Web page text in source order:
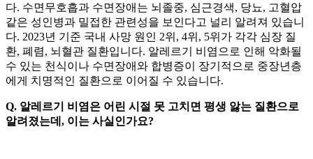
다. 수면무호흡과 수면장애는 뇌졸중, 심근경색, 당뇨, 고혈압
같은 성인병과 밀접한 관련성을 보인다고 널리 알려져 있습니
다. 2023년 기준 국내 사망 원인 2위, 4위, 5위가 각각 심장 질
환, 폐렴, 뇌혈관 질환입니다. 알레르기 비염으로 인해 악화될
수 있는 천식이나 수면장애와 합병증이 장기적으로 중장년층
에게 치명적인 질환으로 이어질 수 있습니다.
Q. 알레르기 비염은 어린 시절 못 고치면 평생 앓는 질환으로
알려졌는데, 이는 사실인가요?